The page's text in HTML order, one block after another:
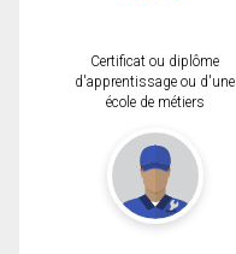
Certificat ou diplôme
d'apprentissage ou d'une
école de métiers